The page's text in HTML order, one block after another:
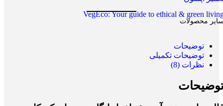
VegEco: Your guide to ethical & green
محصولات
توضیحات
توضیحات تکمیلی
نظرات (8)